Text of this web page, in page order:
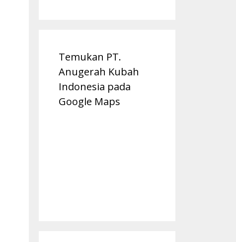
Temukan PT.
Anugerah Kubah
Indonesia pada
Google Maps